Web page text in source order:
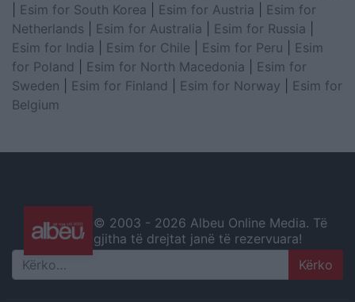
Esim for South Korea Esim for Austria
Esim for
Netherlands
Esim for Australia Esim for Russia
Esim for India
Esim for Chile Esim for Peru
Esim
for Poland
Esim for North Macedonia
Esim for
Sweden
Esim for Finland Esim for Norway
Esim for
Belgium
© 2003 - 2026 Albeu Online Media. Të
gjitha të drejtat janë të rezervuara!
Search